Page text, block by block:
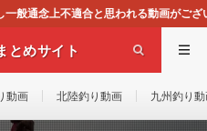
ございましたら、下記お問合せよ
とめサイト
動画 北陸釣り動画 九州釣り